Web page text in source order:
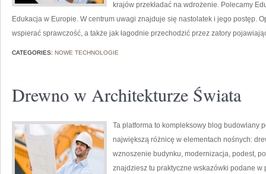
krajów przekładać na wdrożenie. Polecamy
Edukacja w Europie. W centrum uwagi znajduje się nastolatek i jego postęp.
wspierać sprawczość, a także jak łagodnie przechodzić przez zatory
CATEGORIES: NOWE TECHNOLOGIE
Drewno w Architekturze Świata
Ta platforma to kompleksowy blog budowlany
największą różnicę w elementach nośnych:
wznoszenie budynku, modernizacja, podest,
znajdziesz tu praktyczne wskazówki podane